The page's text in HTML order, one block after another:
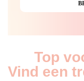
Top
Vind een